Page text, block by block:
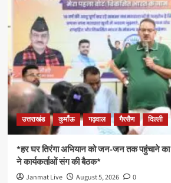
उत्तराखंड कुमाँऊ गढ़वाल गैरसैण दिल्ली
*हर घर तिरंगा अभियान को जन-जन तक पहुंचाने
ने कार्यकर्ताओं संग की बैठक*
Janmat Live August 5, 2026 0